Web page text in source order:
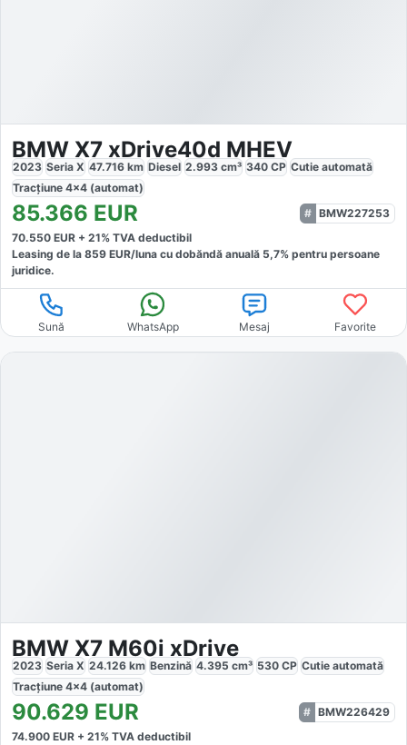
BMW X7 xDrive40d MHEV
2023 Seria X 47.716 km Diesel 2.993 cm³ 340 CP Cutie automată
Tracțiune 4x4 (automat)
85.366 EUR
BMW227253
70.550 EUR + 21% TVA deductibil
Leasing de la 859 EUR/luna cu dobăndă anuală 5,7% pentru persoane
juridice.
Sună WhatsApp Mesaj Favorite
BMW X7 M60i xDrive
2023 Seria X 24.126 km Benzină 4.395 cm³ 530 CP Cutie automată
Tracțiune 4x4 (automat)
90.629 EUR
BMW226429
74.900 EUR + 21% TVA deductibil